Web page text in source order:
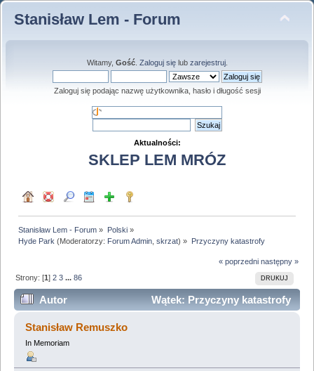
Stanisław Lem - Forum
Witamy, Gość. Zaloguj sięlub zarejestruj.
Zaloguj się podając nazwę użytkownika, hasło i długość sesji
Aktualności:
SKLEP LEM MRÓZ
Stanisław Lem - Forum » Polski»
Hyde Park (Moderatorzy: Forum Admin ,skrzat) » Przyczyny katastrofy
« poprzedni następny »
DRUKUJ
Strony: [1]2 3 ...86
Autor
Wątek: Przyczyny katastrofy
(Przeczytany 1762606 razy)
Stanisław Remuszko
In Memoriam